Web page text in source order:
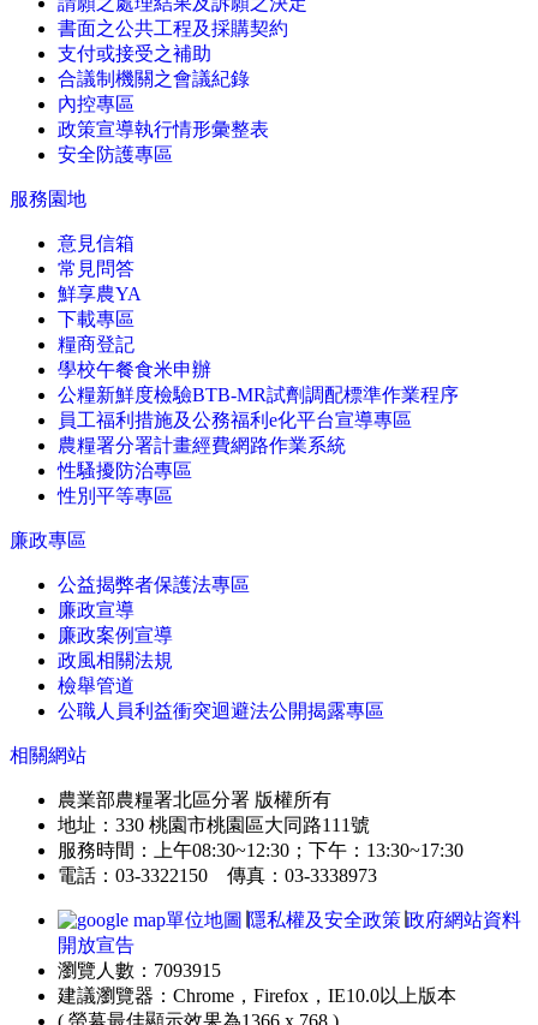
書面之公共工程及採購契約
支付或接受之補助
合議制機關之會議紀錄
內控專區
政策宣導執行情形彙整表
安全防護專區
服務園地
意見信箱
常見問答
鮮享農YA
下載專區
糧商登記
學校午餐食米申辦
公糧新鮮度檢驗BTB-MR試劑調配標準作業程序
員工福利措施及公務福利e化平台宣導專區
農糧署分署計畫經費網路作業系統
性騷擾防治專區
性別平等專區
廉政專區
公益揭弊者保護法專區
廉政宣導
廉政案例宣導
政風相關法規
檢舉管道
公職人員利益衝突迴避法公開揭露專區
相關網站
農業部農糧署北區分署 版權所有
地址：330 桃園市桃園區大同路111號
服務時間：上午08:30~12:30；下午：13:30~17:30
電話：03-3322150 傳真：03-3338973
單位地圖 隱私權及安全政策 政府網站資料
開放宣告
瀏覽人數：7093915
建議瀏覽器：Chrome，Firefox，IE10.0以上版本
( 螢幕最佳顯示效果為1366 x 768 )